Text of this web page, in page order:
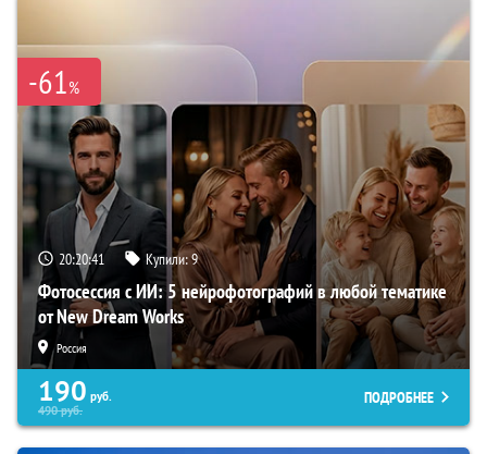
-61%
20:20:39 Купили:9
Фотосессия с ИИ: 5 нейрофотографий в любой тематике
от New Dream Works
Россия
190 руб.
490руб.
ПОДРОБНЕЕ